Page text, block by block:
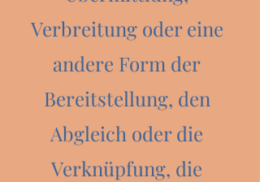
Verbreitung oder eine
andere Form der
Bereitstellung, den
Abgleich oder die
Verknüpfung, die